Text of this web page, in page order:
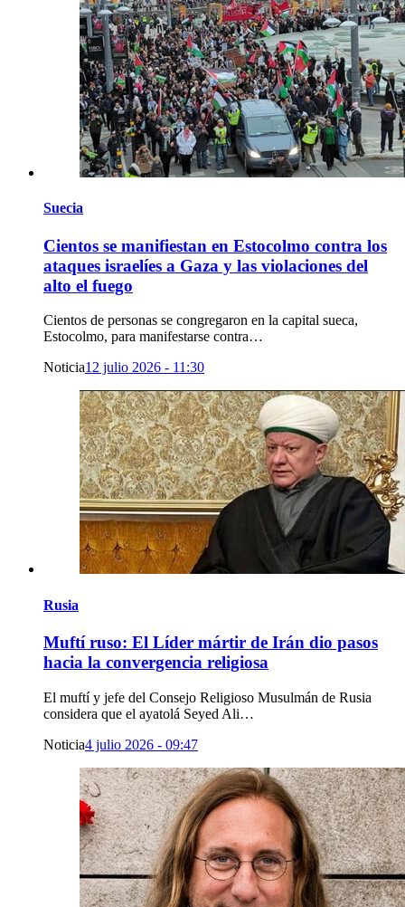
Suecia
Cientos se manifiestan en Estocolmo contra los
ataques israelíes a Gaza y las violaciones del
alto el fuego
Cientos de personas se congregaron en la capital sueca,
Estocolmo, para manifestarse contra…
Noticia12 julio 2026 - 11:30
Rusia
Muftí ruso: El Líder mártir de Irán dio pasos
hacia la convergencia religiosa
El muftí y jefe del Consejo Religioso Musulmán de Rusia
considera que el ayatolá Seyed Ali…
Noticia4 julio 2026 - 09:47